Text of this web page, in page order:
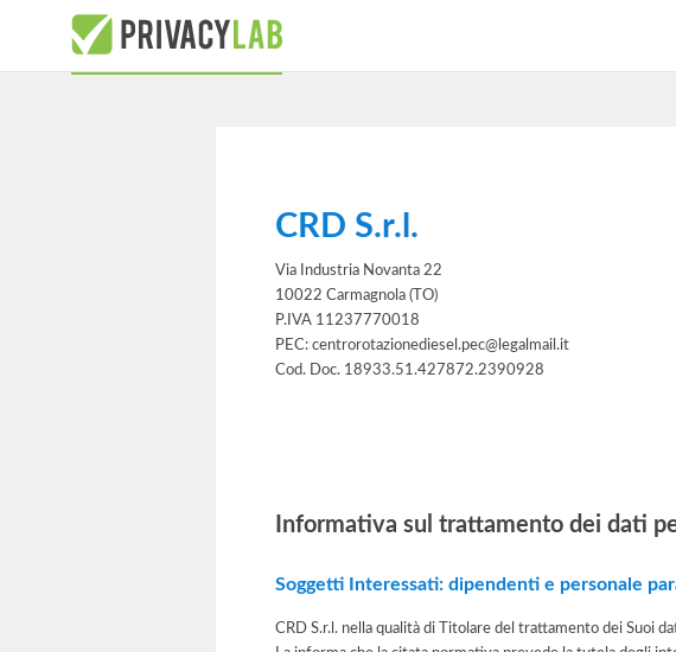
CRD S.r.l.
Via Industria Novanta 22
10022 Carmagnola (TO)
P.IVA 11237770018
PEC: centrorotazionediesel.pec@legalmail.it
Cod. Doc. 18933.51.427872.2390928
Informativa sul trattamento dei dati
Soggetti Interessati: dipendenti e personale
CRD S.r.l. nella qualità di Titolare del trattamento dei Suoi